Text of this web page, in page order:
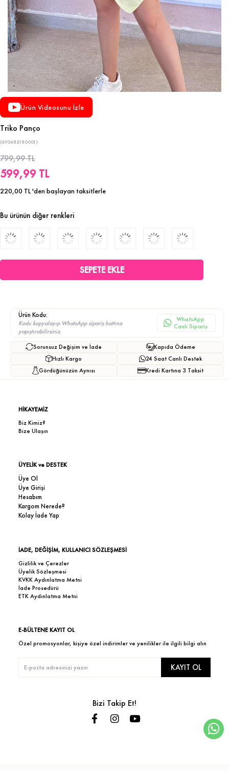
Ürün Videosunu İzle
Triko Panço
(6Y0682180001)
799,99 TL
599,99 TL
220,00 TL'den başlayan taksitlerle
Bu ürünün diğer renkleri
Ürün Kodu:
Kodu kopyalayıp WhatsApp sipariş hattına
yapıştırabilirsiniz.
WhatsApp
Canlı Sipariş
Sorunsuz Değişim ve İade
Hızlı Kargo
Gördüğünüzün Aynısı
Kapıda Ödeme
24 Saat Canlı Destek
Kredi Kartına 3 Taksit
HİKAYEMİZ
Biz Kimiz?
Bize Ulaşın
ÜYELİK ve DESTEK
Üye Ol
Üye Girişi
Hesabım
Kargom Nerede?
Kolay İade Yap
İADE, DEĞİŞİM, KULLANICI SÖZLEŞMESİ
Gizlilik ve Çerezler
Üyelik Sözleşmesi
KVKK Aydınlatma Metni
İade Prosedürü
ETK Aydınlatma Metni
E-BÜLTENE KAYIT OL
Özel promosyonlar, kişiye özel indirimler ve yenilikler ile ilgili bilgi alın
KAYIT OL
Bizi Takip Et!